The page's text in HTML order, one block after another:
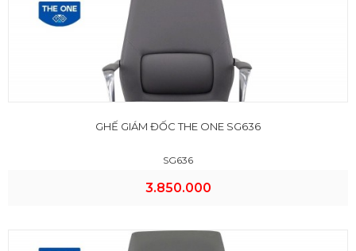
GHẾ GIÁM ĐỐC THE ONE SG636
SG636
3.850.000